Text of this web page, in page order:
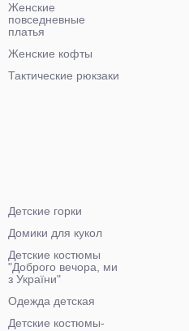
Женские
повседневные
платья
Женские кофты
Тактические рюкзаки
Детские горки
Домики для кукол
Детские костюмы
"Доброго вечора, ми
з України"
Одежда детская
Детские костюмы-